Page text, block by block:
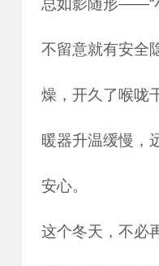
总如影随形——“
不留意就有安全
燥，开久了喉咙
暖器升温缓慢，
安心。
这个冬天，不必